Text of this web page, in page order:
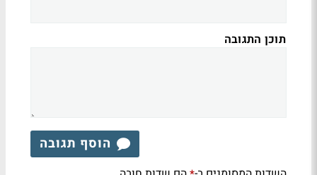
תוכן התגובה
הוסף תגובה